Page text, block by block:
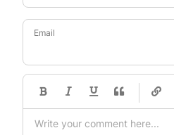
Email
-
-
-